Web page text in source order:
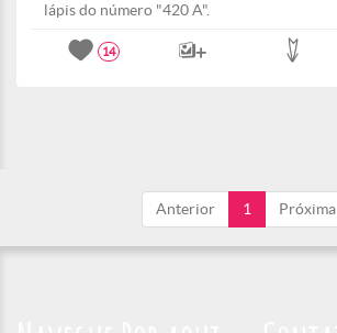
lápis do número "420 A".
14
Anterior 1 Próxima